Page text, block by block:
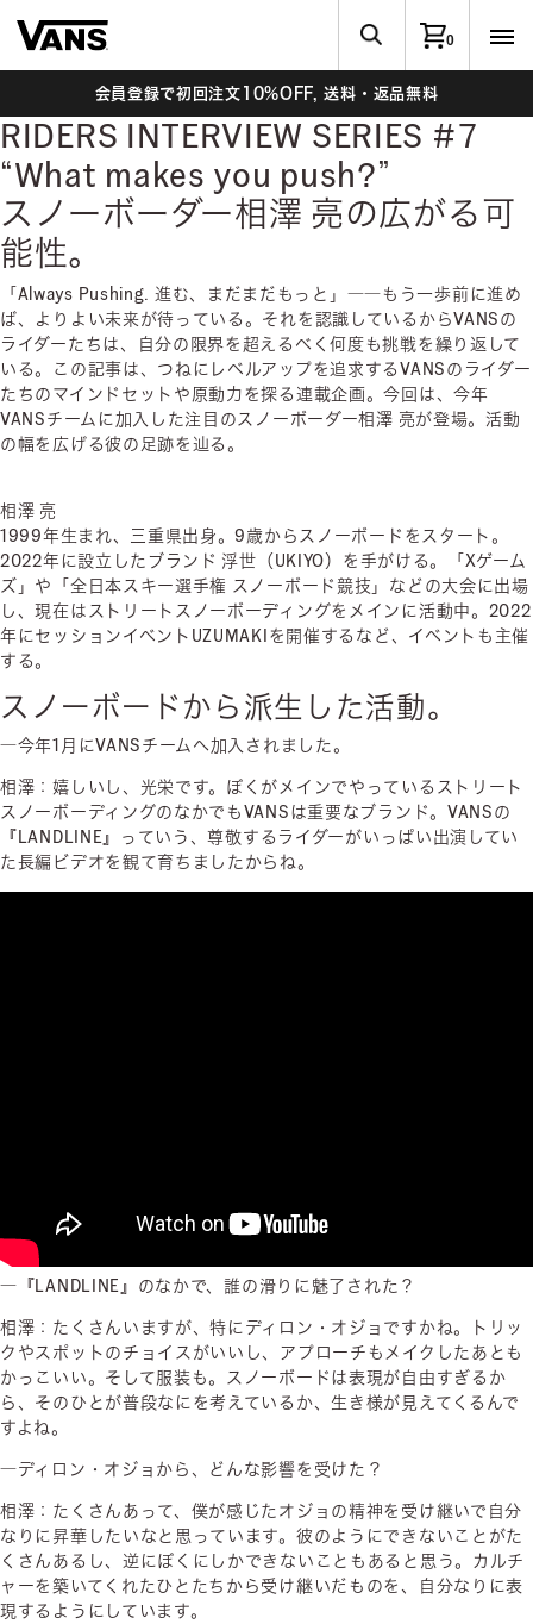
0
会員登録で初回注文10%OFF, 送料・返品無料
RIDERS INTERVIEW SERIES #7
“What makes you push?”
スノーボーダー相澤 亮の広がる可
能性。
「Always Pushing. 進む、まだまだもっと」――もう一歩前に進め
ば、よりよい未来が待っている。それを認識しているからVANSの
ライダーたちは、自分の限界を超えるべく何度も挑戦を繰り返して
いる。この記事は、つねにレベルアップを追求するVANSのライダー
たちのマインドセットや原動力を探る連載企画。今回は、今年
VANSチームに加入した注目のスノーボーダー相澤 亮が登場。活動
の幅を広げる彼の足跡を辿る。
相澤 亮
1999年生まれ、三重県出身。9歳からスノーボードをスタート。
2022年に設立したブランド 浮世（UKIYO）を手がける。「Xゲーム
ズ」や「全日本スキー選手権 スノーボード競技」などの大会に出場
し、現在はストリートスノーボーディングをメインに活動中。2022
年にセッションイベントUZUMAKIを開催するなど、イベントも主催
する。
スノーボードから派生した活動。
―今年1月にVANSチームへ加入されました。
相澤：嬉しいし、光栄です。ぼくがメインでやっているストリート
スノーボーディングのなかでもVANSは重要なブランド。VANSの
『LANDLINE』っていう、尊敬するライダーがいっぱい出演してい
た長編ビデオを観て育ちましたからね。
―『LANDLINE』のなかで、誰の滑りに魅了された？
相澤：たくさんいますが、特にディロン・オジョですかね。トリッ
クやスポットのチョイスがいいし、アプローチもメイクしたあとも
かっこいい。そして服装も。スノーボードは表現が自由すぎるか
ら、そのひとが普段なにを考えているか、生き様が見えてくるんで
すよね。
―ディロン・オジョから、どんな影響を受けた？
相澤：たくさんあって、僕が感じたオジョの精神を受け継いで自分
なりに昇華したいなと思っています。彼のようにできないことがた
くさんあるし、逆にぼくにしかできないこともあると思う。カルチ
ャーを築いてくれたひとたちから受け継いだものを、自分なりに表
現するようにしています。